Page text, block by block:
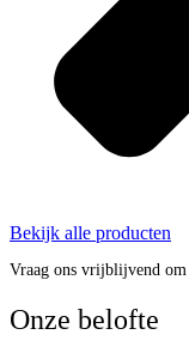
Bekijk alle producten
Vraag ons vrijblijvend om
Onze belofte